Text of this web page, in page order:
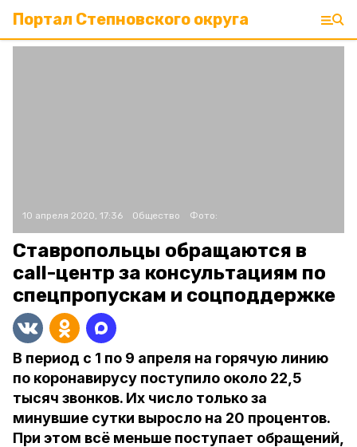
Портал Степновского округа
10 апреля 2020, 17:36 Общество Фото:
Ставропольцы обращаются в
call-центр за консультациям по
спецпропускам и соцподдержке
В период с 1 по 9 апреля на горячую линию
по коронавирусу поступило около 22,5
тысяч звонков. Их число только за
минувшие сутки выросло на 20 процентов.
При этом всё меньше поступает обращений,